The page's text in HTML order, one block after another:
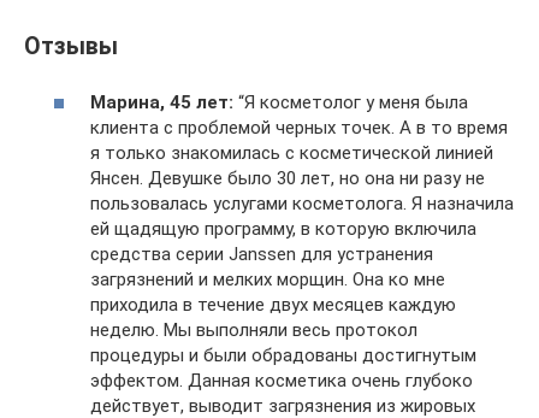
Отзывы
Марина, 45 лет: “Я косметолог у меня была
клиента с проблемой черных точек. А в то время
я только знакомилась с косметической линией
Янсен. Девушке было 30 лет, но она ни разу не
пользовалась услугами косметолога. Я назначила
ей щадящую программу, в которую включила
средства серии Janssen для устранения
загрязнений и мелких морщин. Она ко мне
приходила в течение двух месяцев каждую
неделю. Мы выполняли весь протокол
процедуры и были обрадованы достигнутым
эффектом. Данная косметика очень глубоко
действует, выводит загрязнения из жировых